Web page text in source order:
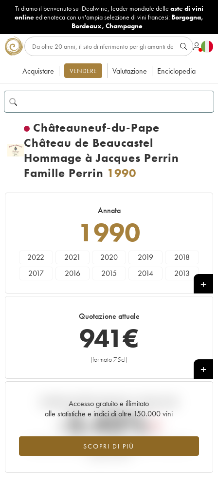
Ti diamo il benvenuto su iDealwine, leader mondiale delle aste di vini
onlineed enoteca con un'ampia selezione di vini francesi: Borgogna,
Bordeaux, Champagne...
Acquistare VENDERE Valutazione Enciclopedia
Châteauneuf-du-Pape
Château de Beaucastel
Hommage à Jacques Perrin
Famille Perrin 1990
Annata
1990
2022 2021 2020 2019
2018
2017
2016 2015 2014
2013
1998 1995 1994
Quotazione attuale
941€
(formato 75cl)
+
Accesso gratuito e illimitato
alle statistiche e indici di oltre 150.000 vini
SCOPRI DI PIÙ
Andamento della quotazione in tempo reale
-5.43%
Tendenza al ribasso per il valore dell'annata 1990 nel 2026